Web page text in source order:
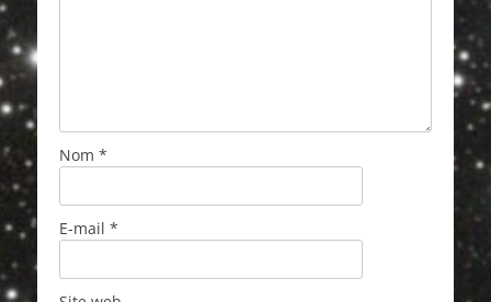
Nom *
E-mail *